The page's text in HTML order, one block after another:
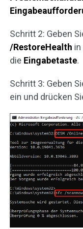
Schritt 2: Geben
/RestoreHealth
die Eingabetaste.
Schritt 3: Geben
ein und drücken